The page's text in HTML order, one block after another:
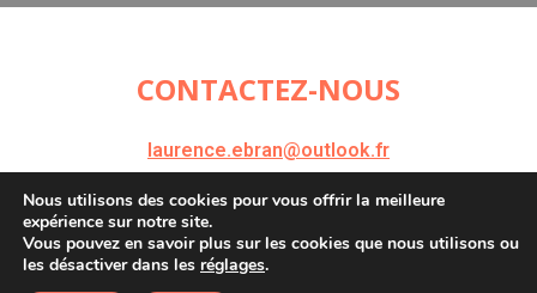
CONTACTEZ-NOUS
laurence.ebran@outlook.fr
Politique de confidentialité
Nous utilisons des cookies pour vous offrir la meilleure
expérience sur notre site.
Vous pouvez en savoir plus sur les cookies que nous utilisons ou
les désactiver dans les réglages.